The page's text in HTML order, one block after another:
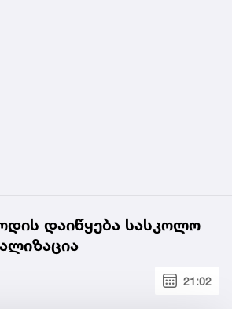
დაიწყება სასკოლო
21:02